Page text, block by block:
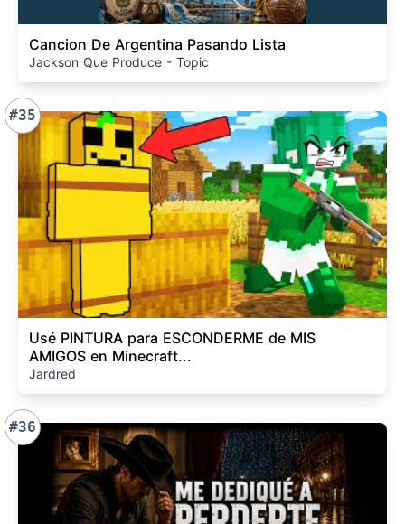
Cancion De Argentina Pasando Lista
Jackson Que Produce - Topic
#35
Usé PINTURA para ESCONDERME de MIS
AMIGOS en Minecraft...
Jardred
#36